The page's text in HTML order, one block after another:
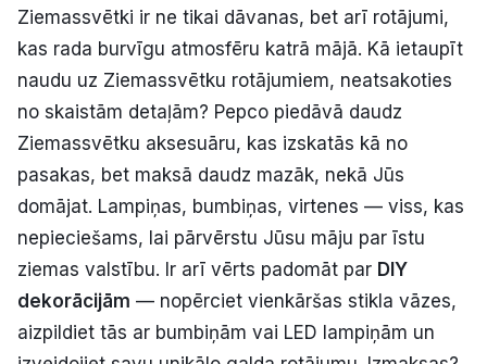
Ziemassvētki ir ne tikai dāvanas, bet arī rotājumi,
kas rada burvīgu atmosfēru katrā mājā. Kā ietaupīt
naudu uz Ziemassvētku rotājumiem, neatsakoties
no skaistām detaļām? Pepco piedāvā daudz
Ziemassvētku aksesuāru, kas izskatās kā no
pasakas, bet maksā daudz mazāk, nekā Jūs
domājat. Lampiņas, bumbiņas, virtenes — viss, kas
nepieciešams, lai pārvērstu Jūsu māju par īstu
ziemas valstību. Ir arī vērts padomāt par DIY
dekorācijām — nopērciet vienkāršas stikla vāzes,
aizpildiet tās ar bumbiņām vai LED lampiņām un